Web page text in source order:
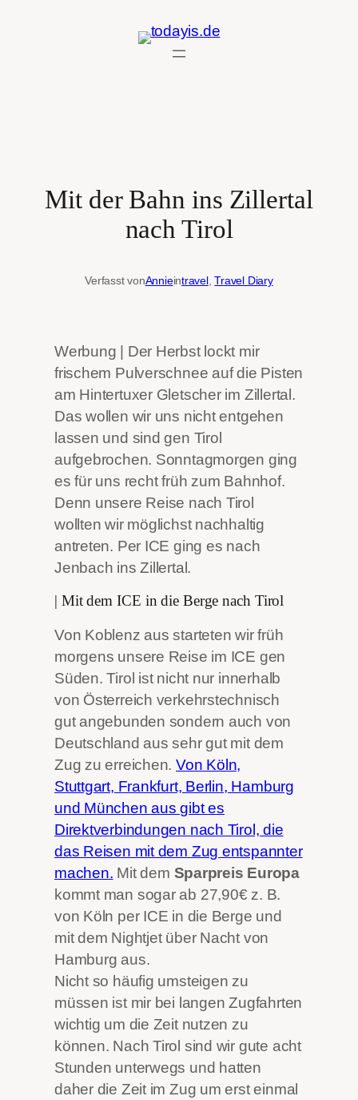
Mit der Bahn ins Zillertal
nach Tirol
Verfasst vonAnnieintravel, Travel Diary
Werbung | Der Herbst lockt mir
frischem Pulverschnee auf die Pisten
am Hintertuxer Gletscher im Zillertal.
Das wollen wir uns nicht entgehen
lassen und sind gen Tirol
aufgebrochen. Sonntagmorgen ging
es für uns recht früh zum Bahnhof.
Denn unsere Reise nach Tirol
wollten wir möglichst nachhaltig
antreten. Per ICE ging es nach
Jenbach ins Zillertal.
| Mit dem ICE in die Berge nach Tirol
Von Koblenz aus starteten wir früh
morgens unsere Reise im ICE gen
Süden. Tirol ist nicht nur innerhalb
von Österreich verkehrstechnisch
gut angebunden sondern auch von
Deutschland aus sehr gut mit dem
Zug zu erreichen.Von Köln,
Stuttgart, Frankfurt, Berlin, Hamburg
und München aus gibt es
Direktverbindungen nach Tirol, die
das Reisen mit dem Zug entspannter
machen. Mit dem Sparpreis Europa
kommt man sogar ab 27,90€ z. B.
von Köln per ICE in die Berge und
mit dem Nightjet über Nacht von
Hamburg aus.
Nicht so häufig umsteigen zu
müssen ist mir bei langen Zugfahrten
wichtig um die Zeit nutzen zu
können. Nach Tirol sind wir gute acht
Stunden unterwegs und hatten
daher die Zeit im Zug um erst einmal